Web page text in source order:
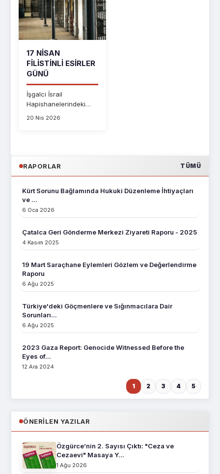
17 NISAN
FILISTINLI ESIRLER
GÜNÜ
İşgalci İsrail
Hapishanelerindeki
20 Nis 2026
RAPORLAR TÜMÜ
Kürt Sorunu Bağlamında Hukuki Düzenleme İhtiyaçları
ve ...
6 Oca 2026
Çatalca Geri Gönderme Merkezi Ziyareti Raporu - 2025
4 Kasım 2025
19 Mart Saraçhane Eylemleri Gözlem ve Değerlendirme
Raporu
6 Ağu 2025
Türkiye'deki Göçmenlere ve Sığınmacılara Dair
Sorunları...
6 Ağu 2025
2023 Gaza Report: Genocide Witnessed Before the
Eyes of...
12 Ara 2024
1 2 3 4 5
ÖNERILEN YAZILAR
Özgürce’nin 2. Sayısı Çıktı: "Ceza ve
Cezaevi" Masaya Y...
1 Ağu 2026